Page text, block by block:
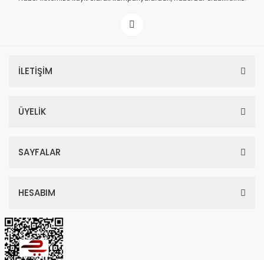
İLETİŞİM
ÜYELİK
SAYFALAR
HESABIM